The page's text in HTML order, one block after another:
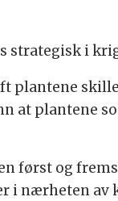
strategisk i
plantene
at plantene
først og
i nærheten av